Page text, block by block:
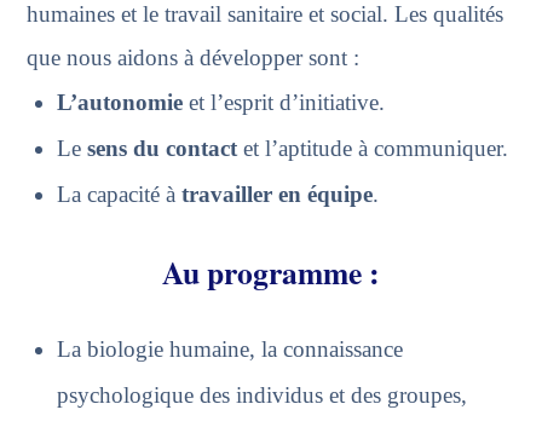
humaines et le travail sanitaire et social. Les qualités
que nous aidons à développer sont :
L’autonomie et l’esprit d’initiative.
Lesens du contactet l’aptitude à communiquer.
La capacité àtravailler en équipe.
Au programme :
La biologie humaine, la connaissance
psychologique des individus et des groupes,